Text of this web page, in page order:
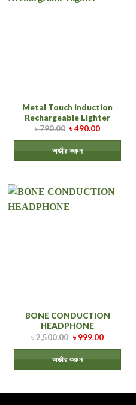
Metal Touch Induction
Rechargeable Lighter
৳790.00 ৳490.00
অর্ডার করুন
BONE CONDUCTION
HEADPHONE
৳2,500.00 ৳999.00
অর্ডার করুন